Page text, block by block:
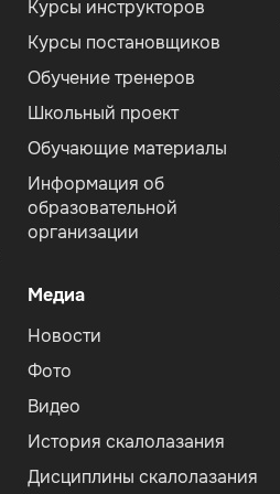
Курсы инструкторов
Курсы постановщиков
Обучение тренеров
Школьный проект
Обучающие материалы
Информация об
образовательной
организации
Медиа
Новости
Фото
Видео
История скалолазания
Дисциплины скалолазания